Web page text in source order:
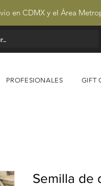
en CDMX y el Área
PROFESIONALES GIFT
Semilla de